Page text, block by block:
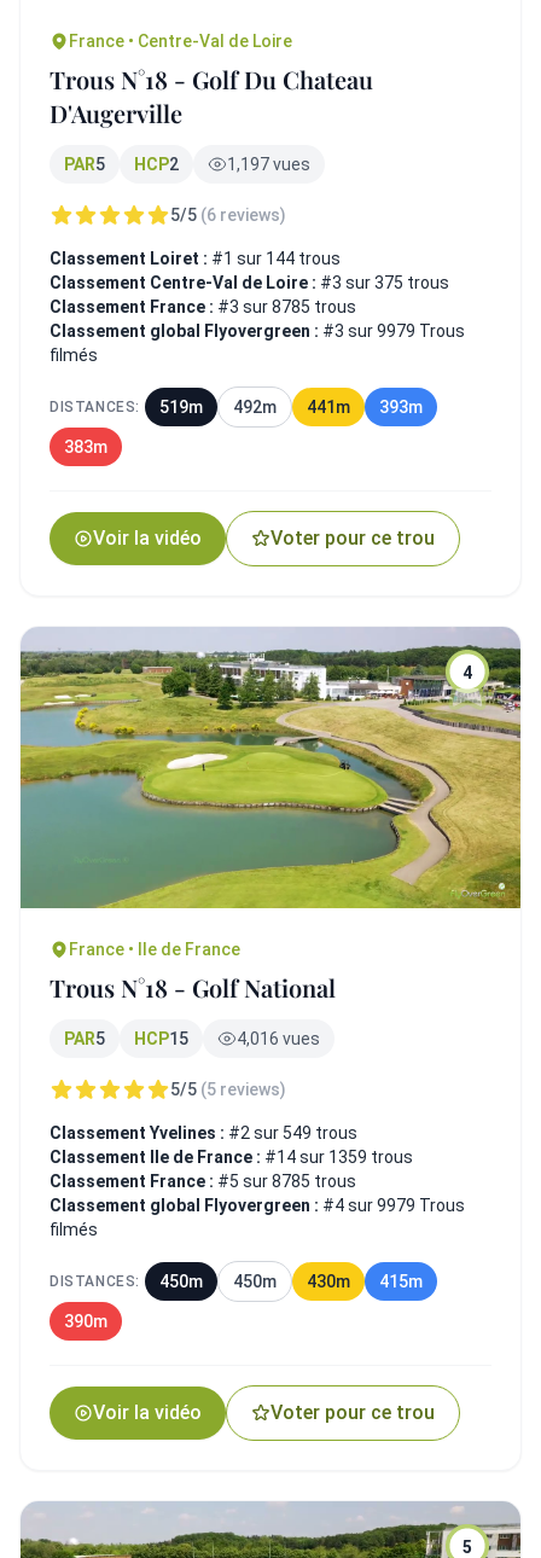
France • Centre-Val de Loire
Trous N°18 - Golf Du Chateau
D'Augerville
PAR5 HCP2 1,197 vues
5/5 (6 reviews)
Classement Loiret : #1 sur 144 trous
Classement Centre-Val de Loire : #3 sur 375 trous
Classement France : #3 sur 8785 trous
Classement global Flyovergreen : #3 sur 9979 Trous
filmés
DISTANCES: 519m 492m 441m 393m
383m
Voir la vidéo Voter pour ce trou
4
France • Ile de France
Trous N°18 - Golf National
PAR5 HCP15 4,016 vues
5/5 (5 reviews)
Classement Yvelines : #2 sur 549 trous
Classement Ile de France : #14 sur 1359 trous
Classement France : #5 sur 8785 trous
Classement global Flyovergreen : #4 sur 9979 Trous
filmés
DISTANCES: 450m 450m 430m 415m
390m
Voir la vidéo Voter pour ce trou
5